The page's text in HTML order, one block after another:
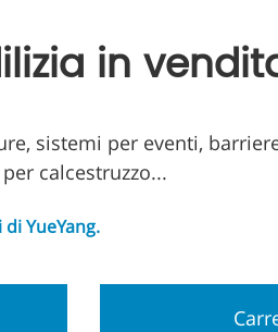
in
sistemi per eventi,
calcestruzzo...
YueYang.